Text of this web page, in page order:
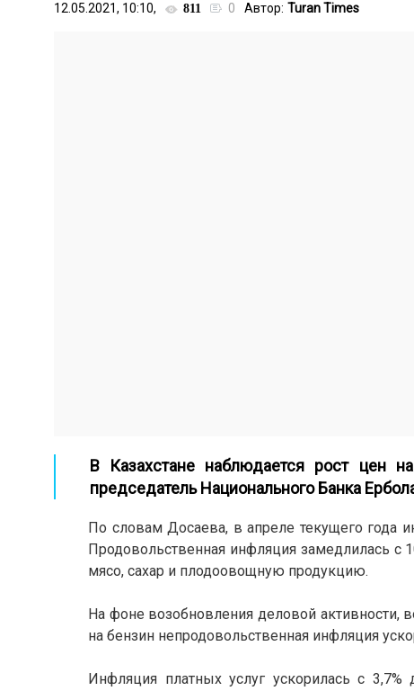
12.05.2021, 10:10, 811 0 Автор: Turan Times
В Казахстане наблюдается рост цен
председатель Национального Банка
По словам Досаева, в апреле текущего года
Продовольственная инфляция замедлилась с
мясо, сахар и плодоовощную продукцию.
На фоне возобновления деловой активности,
на бензин непродовольственная инфляция
Инфляция платных услуг ускорилась с 3,7%